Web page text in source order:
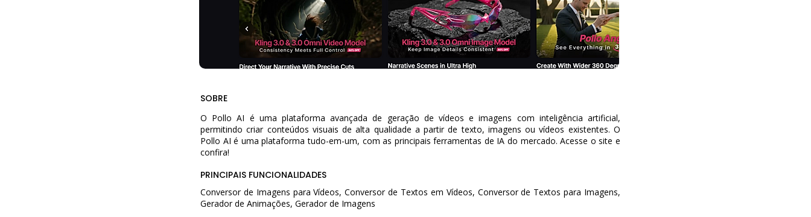
SOBRE
O Pollo AI é uma plataforma avançada de geração de vídeos e imagens com inteligência artificial,
permitindo criar conteúdos visuais de alta qualidade a partir de texto, imagens ou vídeos existentes. O
Pollo AI é uma plataforma tudo-em-um, com as principais ferramentas de IA do mercado. Acesse o site e
confira!
PRINCIPAIS FUNCIONALIDADES
Conversor de Imagens para Vídeos, Conversor de Textos em Vídeos, Conversor de Textos para Imagens,
Gerador de Animações, Gerador de Imagens